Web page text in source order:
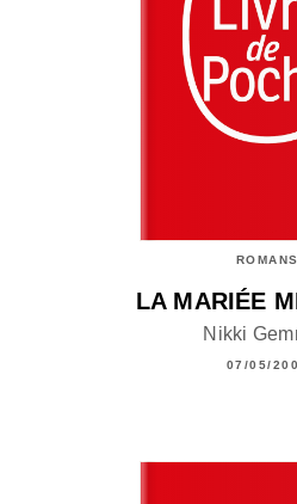
ROMANS
LA MARIÉE
Nikki
07/05/